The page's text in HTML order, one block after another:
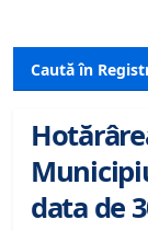
Caută în
data de